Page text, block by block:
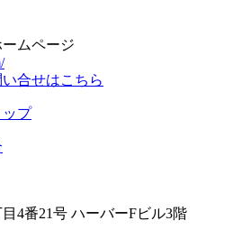
ムページ
合せはこちら
4番21号 ハーバーFビル3階